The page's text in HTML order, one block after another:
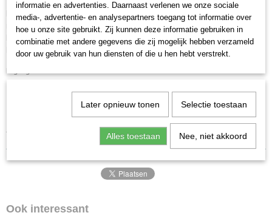
Model:Draaistellen van het moderne type Y25Lsd1 met dubbele
remblokken. Met remmersbordes en zij-opstap. Los gemonteerde
bedieningskasten, remstangen, lospijpen, keteldeksel en talrijke andere
hendels en handleiders. Lengte over de buffers ca. 19,6 cm.
bedieningspaneel.
Met talrijke los gemonteerde hendels en handleiders.
Totale programma 2024/2025
Ook interessant
informatie en advertenties. Daarnaast verlenen we onze sociale
media-, advertentie- en analysepartners toegang tot informatie over
hoe u onze site gebruikt. Zij kunnen deze informatie gebruiken in
combinatie met andere gegevens die zij mogelijk hebben verzameld
door uw gebruik van hun diensten of die u hen hebt verstrekt.
Later opnieuw tonen Selectie toestaan
Alles toestaan Nee, niet akkoord